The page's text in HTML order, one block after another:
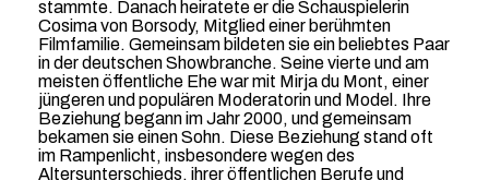
stammte. Danach heiratete er die Schauspielerin
Cosima von Borsody, Mitglied einer berühmten
Filmfamilie. Gemeinsam bildeten sie ein beliebtes Paar
in der deutschen Showbranche. Seine vierte und am
meisten öffentliche Ehe war mit Mirja du Mont, einer
jüngeren und populären Moderatorin und Model. Ihre
Beziehung begann im Jahr 2000, und gemeinsam
bekamen sie einen Sohn. Diese Beziehung stand oft
im Rampenlicht, insbesondere wegen des
Altersunterschieds, ihrer öffentlichen Berufe und